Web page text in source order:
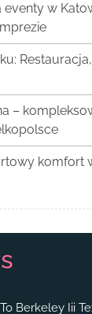
eventy w
–
komfort
Berkeley Iii